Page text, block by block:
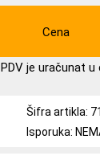
Cena
PDV je uračunat u
Šifra artikla:
Isporuka: